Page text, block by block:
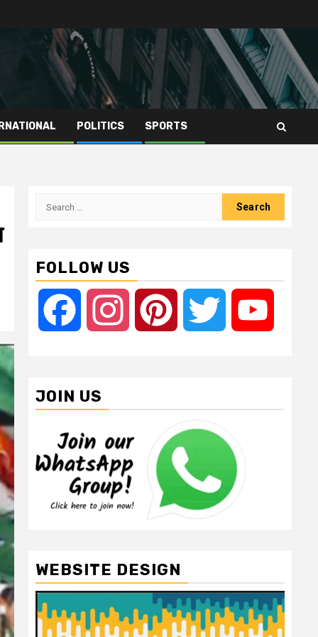
POLITICS SPORTS
Search
FOLLOW US
Facebook Instagram Pinterest Twitter
JOIN US
WEBSITE DESIGN